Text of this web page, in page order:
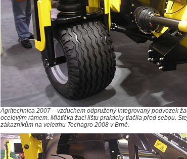
Agritechnica 2007 – vzduchem odpružený integrovaný podvozek
ocelovým rámem. Mlátička žací lištu prakticky tlačila před sebou.
zákazníkům na veletrhu Techagro 2008 v Brně.